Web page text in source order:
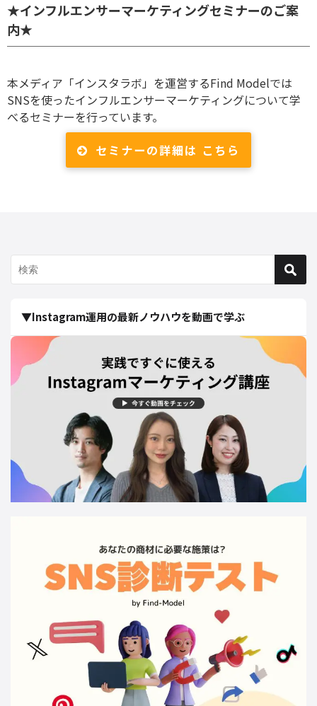
★インフルエンサーマーケティングセミナーのご案
内★
本メディア「インスタラボ」を運営するFind Modelでは
SNSを使ったインフルエンサーマーケティングについて学
べるセミナーを行っています。
セミナーの詳細は こちら
▼Instagram運用の最新ノウハウを動画で学ぶ